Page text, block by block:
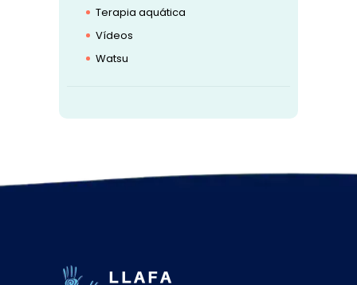
Terapia aquática
Vídeos
Watsu